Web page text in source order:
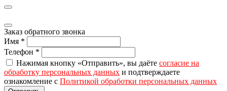
Заказ обратного звонка
Имя *
Телефон *
Нажимая кнопку «Отправить», вы даёте согласие на
обработку персональных данных и подтверждаете
ознакомление с Политикой обработки персональных данных